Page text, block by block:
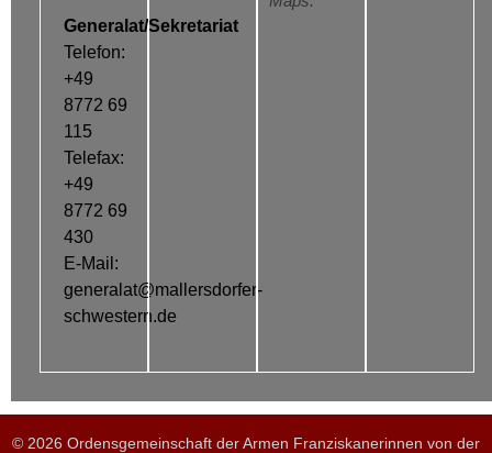
Generalat/Sekretariat
Telefon:
+49
8772 69
115
Telefax:
+49
8772 69
430
E-Mail:
generalat@mallersdorfer-
schwestern.de
© 2026 Ordensgemeinschaft der Armen Franziskanerinnen von der